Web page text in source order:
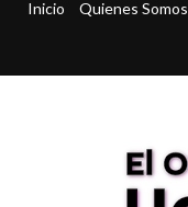
Inicio Quienes Somos